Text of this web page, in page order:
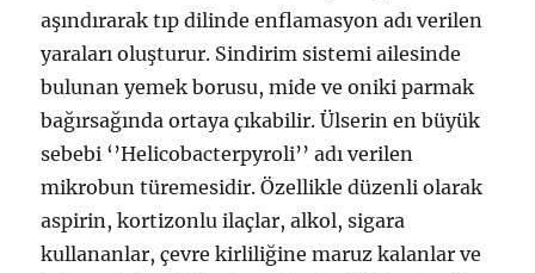
aşındırarak tıp dilinde enflamasyon adı verilen
yaraları oluşturur. Sindirim sistemi ailesinde
bulunan yemek borusu, mide ve oniki parmak
bağırsağında ortaya çıkabilir. Ülserin en büyük
sebebi ‘’Helicobacterpyroli’’ adı verilen
mikrobun türemesidir. Özellikle düzenli olarak
aspirin, kortizonlu ilaçlar, alkol, sigara
kullananlar, çevre kirliliğine maruz kalanlar ve